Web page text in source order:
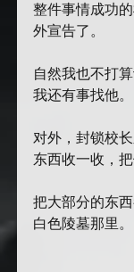
整件事情成功
外宣告了。
自然我也不打
我还有事找他。
对外，封锁校
东西收一收，把
把大部分的东
白色陵墓那里。